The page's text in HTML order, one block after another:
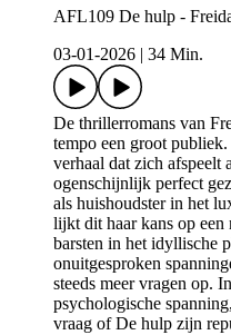
AFL109 De hulp -
03-01-2026
34 Min.
De thrillerromans van
tempo een groot
verhaal dat zich afspeelt
ogenschijnlijk perfect
als huishoudster in het
lijkt dit haar kans op een
barsten in het idyllische
onuitgesproken
steeds meer vragen op.
psychologische
vraag of De hulp zijn